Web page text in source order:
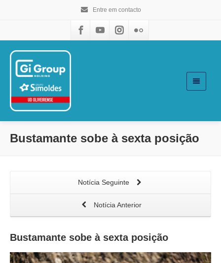
Entre em contacto
Bustamante sobe à sexta posição
Notícia Seguinte
Notícia Anterior
Bustamante sobe à sexta posição